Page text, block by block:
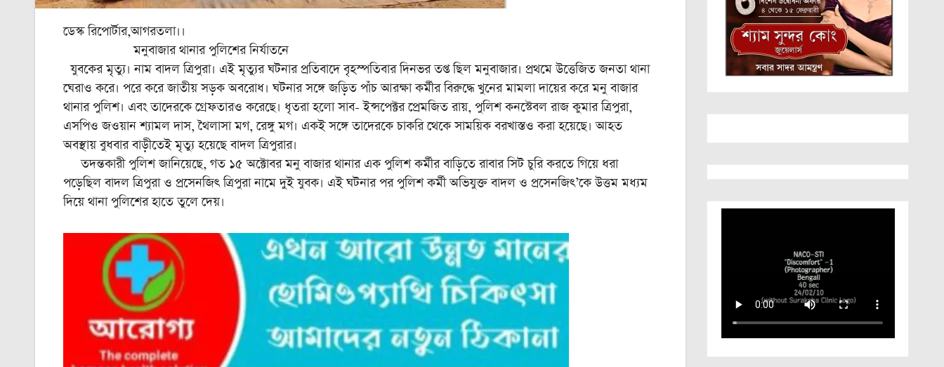
ডেস্ক রিপোর্টার,আগরতলা।।
মনুবাজার থানার পুলিশের নির্যাতনে
যুবকের মৃত্যু। নাম বাদল ত্রিপুরা। এই মৃত্যুর ঘটনার প্রতিবাদে বৃহস্পতিবার দিনভর তপ্ত ছিল মনুবাজার। প্রথমে উত্তেজিত জনতা থানা
ঘেরাও করে। পরে করে জাতীয় সড়ক অবরোধ। ঘটনার সঙ্গে জড়িত পাঁচ আরক্ষা কর্মীর বিরুদ্ধে খুনের মামলা দায়ের করে মনু বাজার
থানার পুলিশ। এবং তাদেরকে গ্রেফতারও করেছে। ধৃতরা হলো সাব- ইন্সপেক্টর প্রেমজিত রায়, পুলিশ কনস্টেবল রাজ কুমার ত্রিপুরা,
এসপিও জওয়ান শ্যামল দাস, থৈলাসা মগ, রেঙ্গু মগ। একই সঙ্গে তাদেরকে চাকরি থেকে সাময়িক বরখাস্তও করা হয়েছে। আহত
অবস্থায় বুধবার বাড়ীতেই মৃত্যু হয়েছে বাদল ত্রিপুরার।
তদন্তকারী পুলিশ জানিয়েছে, গত ১৫ অক্টোবর মনু বাজার থানার এক পুলিশ কর্মীর বাড়িতে রাবার সিট চুরি করতে গিয়ে ধরা
পড়েছিল বাদল ত্রিপুরা ও প্রসেনজিৎ ত্রিপুরা নামে দুই যুবক। এই ঘটনার পর পুলিশ কর্মী অভিযুক্ত বাদল ও প্রসেনজিৎ’কে উত্তম মধ্যম
দিয়ে থানা পুলিশের হাতে তুলে দেয়।